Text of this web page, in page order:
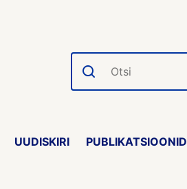
Otsi
UUDISKIRI PUBLIKATSIOONID